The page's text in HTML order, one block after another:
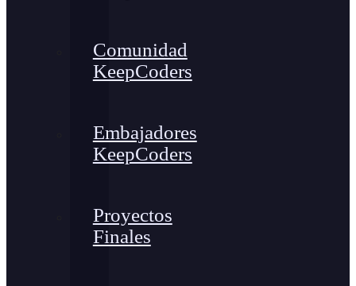
Comunidad
KeepCoders
Embajadores
KeepCoders
Proyectos
Finales